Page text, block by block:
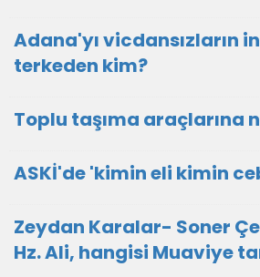
Adana'yı vicdansızların
terkeden kim?
Toplu taşıma araçlarına
ASKİ'de 'kimin eli kimin
Zeydan Karalar- Soner
Hz. Ali, hangisi Muaviye